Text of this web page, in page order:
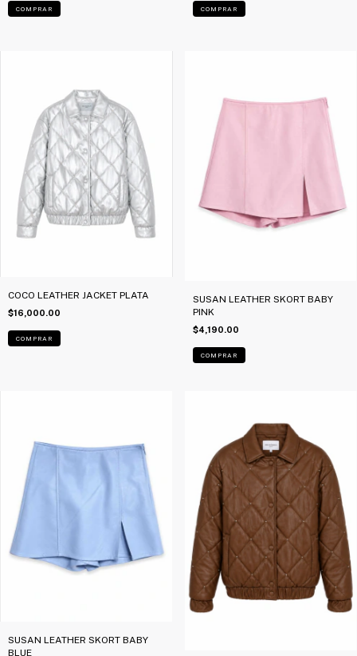
COMPRAR
COCO LEATHER JACKET PLATA
$16,000.00
COMPRAR
SUSAN LEATHER SKORT BABY
PINK
$4,190.00
COMPRAR
SUSAN LEATHER SKORT BABY
BLUE